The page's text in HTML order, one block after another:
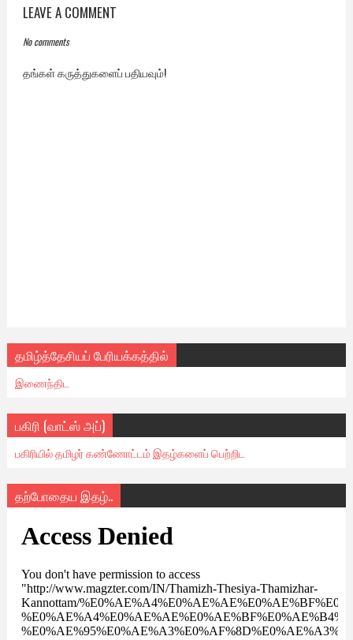
LEAVE A COMMENT
No comments
தங்கள் கருத்துகளைப் பதியவும்!
தமிழ்த்தேசியப் பேரியக்கத்தில்
இணைந்திட
பகிரி (வாட்ஸ் அப்)
பகிரியில் தமிழர் கண்ணோட்டம் இதழ்களைப் பெற்றிட
தற்போதைய இதழ்..